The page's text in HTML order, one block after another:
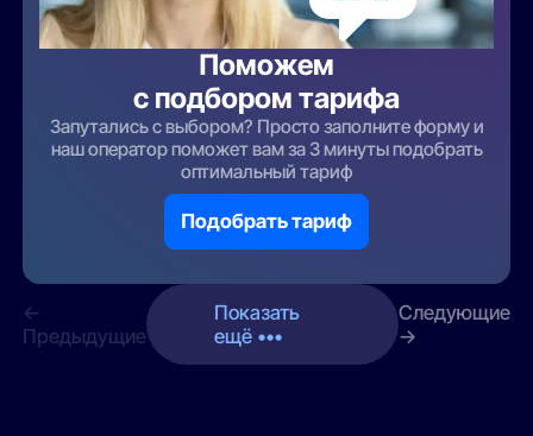
Поможем
с подбором тарифа
Запутались с выбором? Просто заполните форму и
наш оператор поможет вам за 3 минуты подобрать
оптимальный тариф
Подобрать тариф
←
Предыдущие
Показать
ещё •••
Следующие
→